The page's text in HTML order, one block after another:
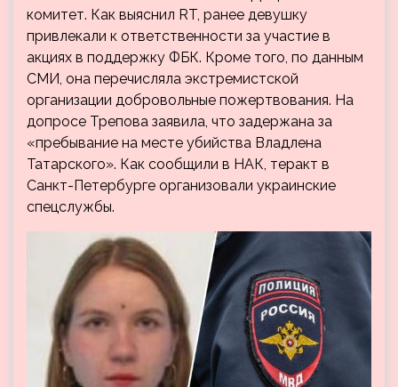
комитет. Как выяснил RT, ранее девушку
привлекали к ответственности за участие в
акциях в поддержку ФБК. Кроме того, по данным
СМИ, она перечисляла экстремистской
организации добровольные пожертвования. На
допросе Трепова заявила, что задержана за
«пребывание на месте убийства Владлена
Татарского». Как сообщили в НАК, теракт в
Санкт-Петербурге организовали украинские
спецслужбы.